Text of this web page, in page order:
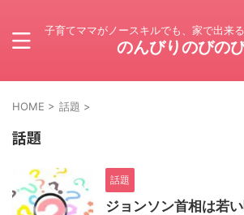
子育てママがノースキルでも、家で出来る
のんびりのびの
HOME > 話題 >
話題
話題
ジョンソン首相は若